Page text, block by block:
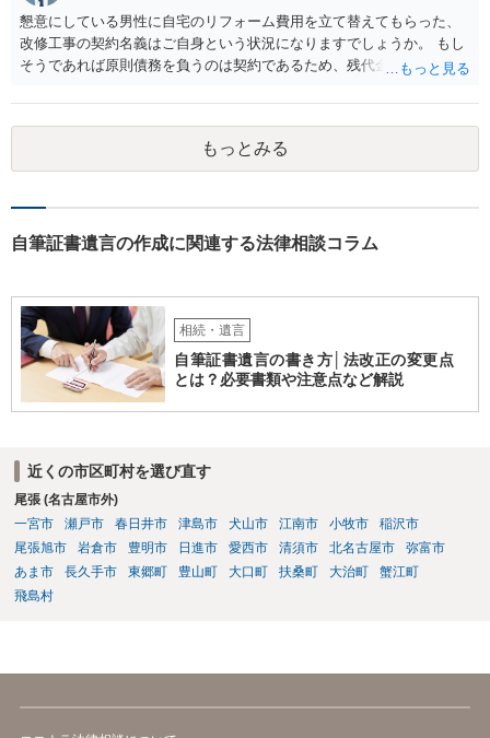
懇意にしている男性に自宅のリフォーム費用を立て替えてもらった、
改修工事の契約名義はご自身という状況になりますでしょうか。 もし
そうであれば原則債務を負うのは契約であるため、残代金を捻出して
ます。 入籍した場合でも、原則契約者が単独で全ての債務を負うこと
には変わりがありません。 なかなか対応に難しい案件であり、公開の
場でアドバイスを行うのも限界があるように思われますので、資料等
を持参のうえ個別に弁護士に相談されることをお勧めします。
もっとみる
自筆証書遺言の作成に関連する法律相談コラム
相続・遺言
自筆証書遺言の書き方│法改正の変更点
とは？必要書類や注意点など解説
近くの市区町村を選び直す
尾張 (名古屋市外)
一宮市
瀬戸市 春日井市 津島市 犬山市 江南市 小牧市
稲沢市
尾張旭市
岩倉市 豊明市 日進市 愛西市 清須市 北名古屋市
弥富市
あま市
長久手市 東郷町 豊山町 大口町 扶桑町 大治町
蟹江町
飛島村